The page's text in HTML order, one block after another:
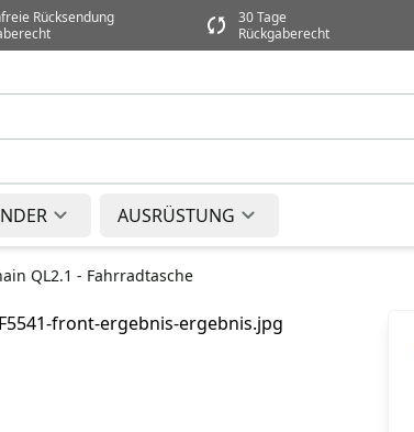
Rücksendung
30 Tage
Rückgaberecht
AUSRÜSTUNG
QL2.1 - Fahrradtasche